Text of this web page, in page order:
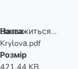
Вантажиться...
Вантажиться...
Назва
Krylovа.pdf
Розмір